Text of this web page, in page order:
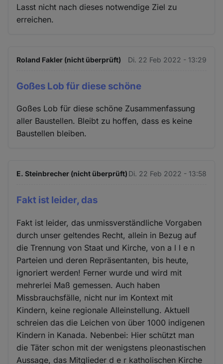
Lasst nicht nach dieses notwendige Ziel zu
erreichen.
Roland Fakler (nicht überprüft) Di. 22 Feb 2022 - 13:29
Goßes Lob für diese schöne
Goßes Lob für diese schöne Zusammenfassung
aller Baustellen. Bleibt zu hoffen, dass es keine
Baustellen bleiben.
E. Steinbrecher (nicht überprüft) Di. 22 Feb 2022 - 13:58
Fakt ist leider, das
Fakt ist leider, das unmissverständliche Vorgaben
durch unser geltendes Recht, allein in Bezug auf
die Trennung von Staat und Kirche, von a l l e n
Parteien und deren Repräsentanten, bis heute,
ignoriert werden! Ferner wurde und wird mit
mehrerlei Maß gemessen. Auch haben
Missbrauchsfälle, nicht nur im Kontext mit
Kindern, keine regionale Alleinstellung. Aktuell
schreien das die Leichen von über 1000 indigenen
Kindern in Kanada. Nebenbei: Hier schützt man
die Täter schon mit der wenigstens pleonastischen
Aussage, das Mitglieder d e r katholischen Kirche